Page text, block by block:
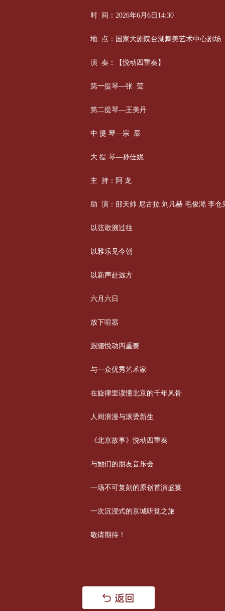
时 间：2026年6月6日14:30
地 点：国家大剧院台湖舞美艺术中心剧场
演 奏：【悦动四重奏】
第一提琴—张 莹
第二提琴—王美丹
中 提 琴—宗 辰
大 提 琴—孙佳妮
主 持：阿 龙
助 演：邵天帅 尼古拉 刘凡赫 毛俊澔 李仓
以弦歌溯过往
以雅乐见今朝
以新声赴远方
六月六日
放下喧嚣
跟随悦动四重奏
与一众优秀艺术家
在旋律里读懂北京的千年风骨
人间浪漫与滚烫新生
《北京故事》悦动四重奏
与她们的朋友音乐会
一场不可复刻的原创首演盛宴
一次沉浸式的京城听觉之旅
敬请期待！